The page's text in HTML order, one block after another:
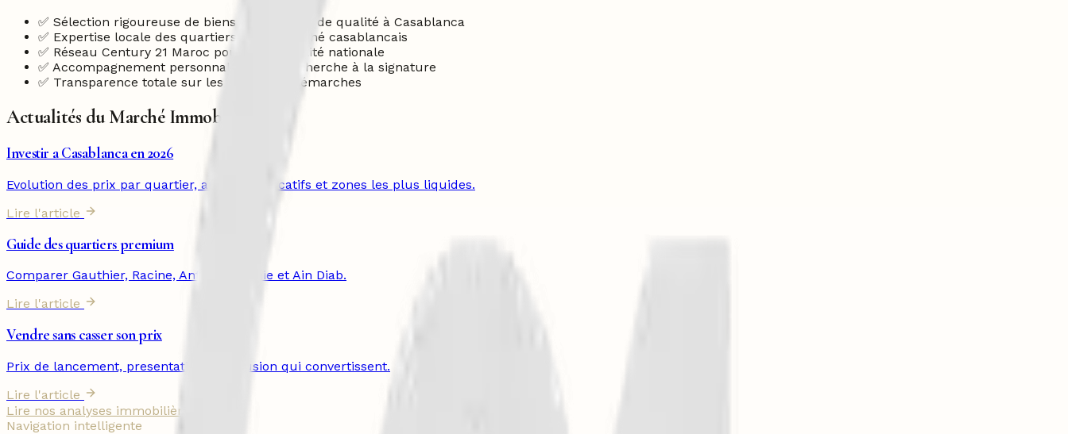
✅ Sélection rigoureuse de biens immobiliers de qualité à Casablanca
✅ Expertise locale des quartiers et du marché casablancais
✅ Réseau Century 21 Maroc pour une visibilité nationale
✅ Accompagnement personnalisé de la recherche à la signature
✅ Transparence totale sur les prix et les démarches
Actualités du Marché Immobilier
Investir a Casablanca en 2026
Evolution des prix par quartier, arbitrages locatifs et zones les plus liquides.
Lire l'article
Guide des quartiers premium
Comparer Gauthier, Racine, Anfa, Californie et Ain Diab.
Lire l'article
Vendre sans casser son prix
Prix de lancement, presentation et diffusion qui convertissent.
Lire l'article
Lire nos analyses immobilières
Navigation intelligente